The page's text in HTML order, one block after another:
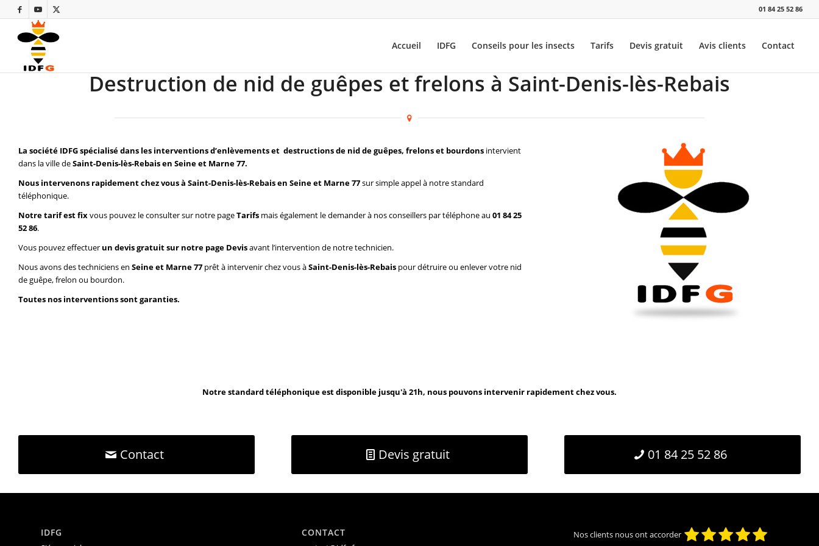
01 84 25 52 86
Accueil IDFG Conseils pour les insects Tarifs Devis gratuit Avis clients Contact
Destruction de nid de guêpes et frelons à Saint-Denis-lès-Rebais
La société IDFG spécialisé dans les interventions d’enlèvements et destructions de nid de guêpes, frelons et bourdons intervient
dans la ville deSaint-Denis-lès-Rebais en Seine et Marne 77.
Nous intervenons rapidement chez vous à Saint-Denis-lès-Rebais en Seine et Marne 77sur simple appel à notre standard
téléphonique.
Notre tarif est fixvous pouvez le consulter sur notre pageTarifs mais également le demander à nos conseillers par téléphone au 01 84 25
52 86.
Vous pouvez effectuer un devis gratuit sur notre page Devisavant l’intervention de notre technicien.
Nous avons des techniciens en Seine et Marne 77 prêt à intervenir chez vous àSaint-Denis-lès-Rebais pour détruire ou enlever votre nid
de guêpe, frelon ou bourdon.
Toutes nos interventions sont garanties.
Notre standard téléphonique est disponible jusqu'à 21h, nous pouvons intervenir rapidement chez vous.
Contact Devis gratuit 01 84 25 52 86
IDFG CONTACT Nos clients nous ont accorder